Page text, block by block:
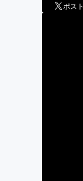
ポスト